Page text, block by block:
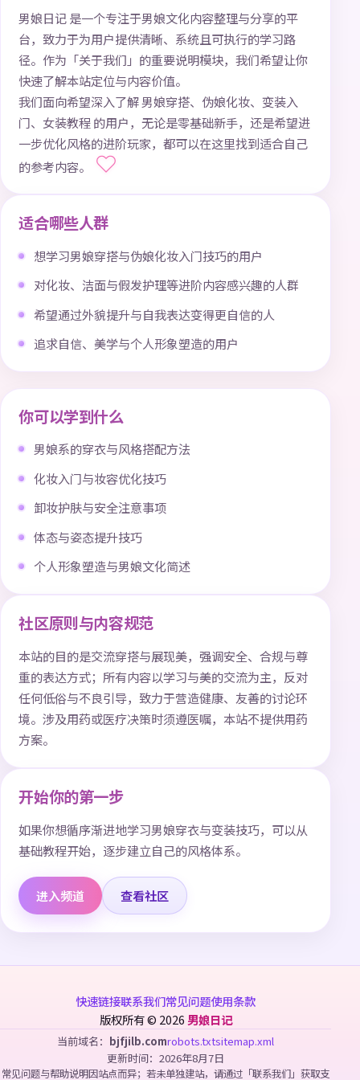
男娘日记 是一个专注于男娘文化内容整理与分享的平
台，致力于为用户提供清晰、系统且可执行的学习路
径。作为「关于我们」的重要说明模块，我们希望让你
快速了解本站定位与内容价值。
我们面向希望深入了解 男娘穿搭、伪娘化妆、变装入
门、女装教程 的用户，无论是零基础新手，还是希望进
一步优化风格的进阶玩家，都可以在这里找到适合自己
的参考内容。
适合哪些人群
想学习男娘穿搭与伪娘化妆入门技巧的用户
对化妆、洁面与假发护理等进阶内容感兴趣的人群
希望通过外貌提升与自我表达变得更自信的人
追求自信、美学与个人形象塑造的用户
你可以学到什么
男娘系的穿衣与风格搭配方法
化妆入门与妆容优化技巧
卸妆护肤与安全注意事项
体态与姿态提升技巧
个人形象塑造与男娘文化简述
社区原则与内容规范
本站的目的是交流穿搭与展现美，强调安全、合规与尊
重的表达方式；所有内容以学习与美的交流为主，反对
任何低俗与不良引导，致力于营造健康、友善的讨论环
境。涉及用药或医疗决策时须遵医嘱，本站不提供用药
方案。
开始你的第一步
如果你想循序渐进地学习男娘穿衣与变装技巧，可以从
基础教程开始，逐步建立自己的风格体系。
进入频道 查看社区
快速链接联系我们常见问题使用条款
版权所有 © 2026 男娘日记
当前域名： bjfjilb.comrobots.txtsitemap.xml
更新时间：2026年8月7日
常见问题与帮助说明因站点而异；若未单独建站，请通过「联系我们」获取支